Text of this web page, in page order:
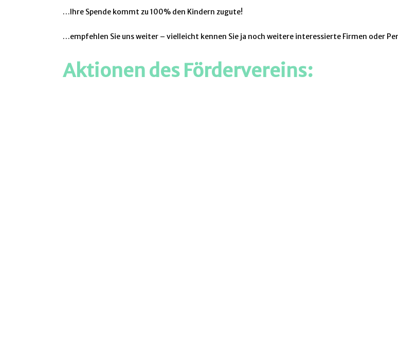
…Ihre Spende kommt zu 100% den Kindern zugute!
…empfehlen Sie uns weiter – vielleicht kennen Sie ja noch weitere interessierte Firmen oder
Aktionen des Fördervereins: